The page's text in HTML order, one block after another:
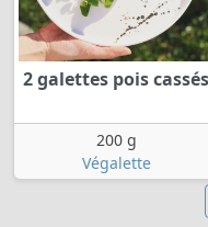
2 galettes pois cassés
200 g
Végalette